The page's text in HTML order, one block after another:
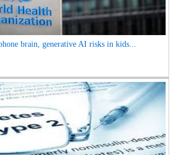
brain, generative AI risks in kids...